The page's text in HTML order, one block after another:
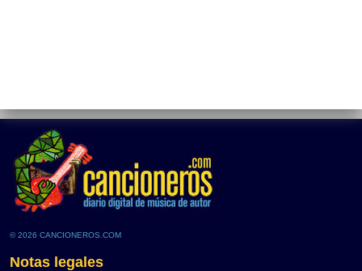
© 2026 CANCIONEROS.COM
Notas legales